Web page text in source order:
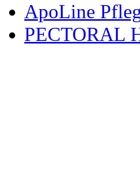
ApoLine
PECTORAL